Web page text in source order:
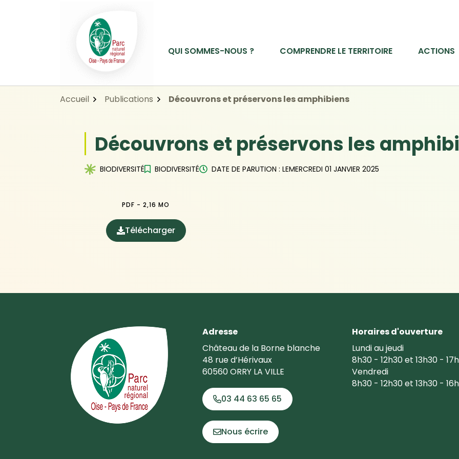
QUI SOMMES-NOUS ? COMPRENDRE LE TERRITOIRE ACTIONS
Accueil Publications Découvrons et préservons les amphibiens
Découvrons et préservons les
BIODIVERSITÉ BIODIVERSITÉ DATE DE PARUTION : LEMERCREDI 01 JANVIER 2025
PDF - 2,16 MO
Télécharger
(ouverture dans un nouvel onglet)
Adresse
Château de la Borne blanche
48 rue d’Hérivaux
60560 ORRY LA VILLE
03 44 63 65 65
Nous écrire
Horaires d'ouverture
Lundi au jeudi
8h30 - 12h30 et 13h30 -
Vendredi
8h30 - 12h30 et 13h30 -